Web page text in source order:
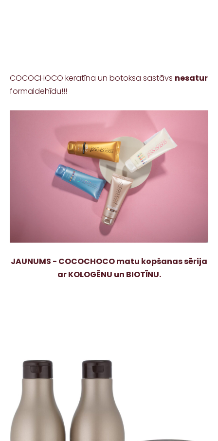
COCOCHOCO keratīna un botoksa sastāvs nesatur
formaldehīdu!!!
JAUNUMS - COCOCHOCO matu kopšanas sērija
ar KOLOGĒNU un BIOTĪNU.